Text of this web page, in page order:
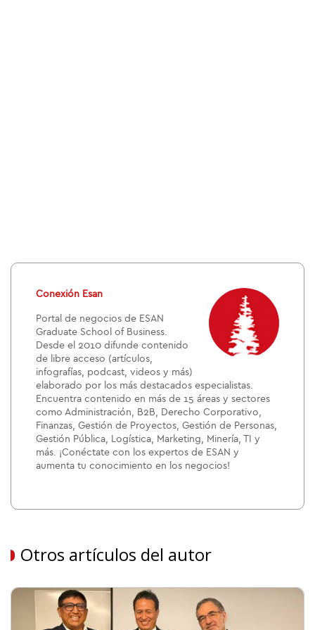
Conexión Esan
Portal de negocios de ESAN
Graduate School of Business.
Desde el 2010 difunde contenido
de libre acceso (artículos,
infografías, podcast, videos y más)
elaborado por los más destacados especialistas.
Encuentra contenido en más de 15 áreas y sectores
como Administración, B2B, Derecho Corporativo,
Finanzas, Gestión de Proyectos, Gestión de Personas,
Gestión Pública, Logística, Marketing, Minería, TI y
más. ¡Conéctate con los expertos de ESAN y
aumenta tu conocimiento en los negocios!
Otros artículos del autor